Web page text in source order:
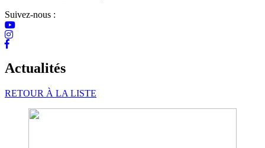
Suivez-nous :
Actualités
RETOUR À LA LISTE